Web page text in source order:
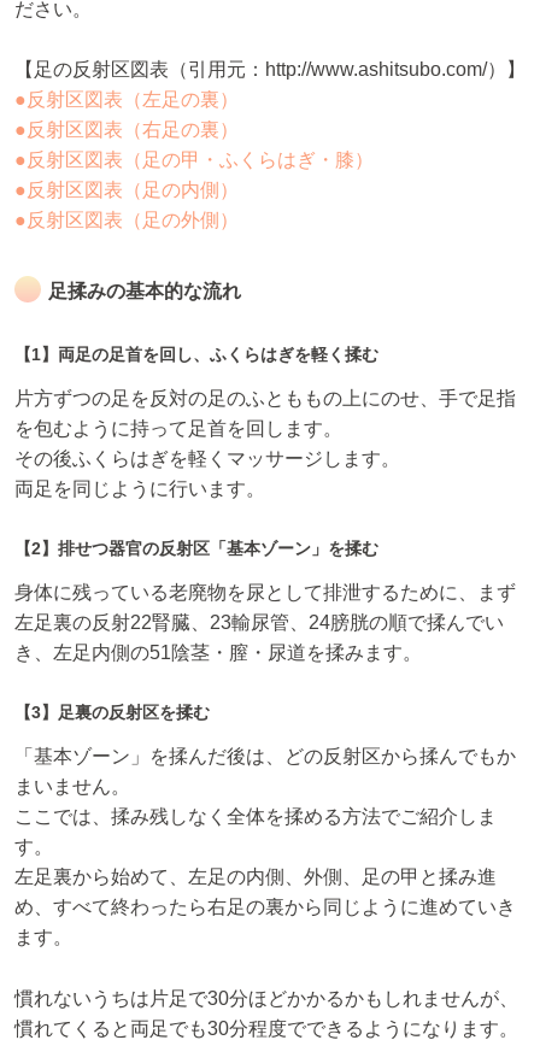
ださい。
【足の反射区図表（引用元：http://www.ashitsubo.com/）】
●反射区図表（左足の裏）
●反射区図表（右足の裏）
●反射区図表（足の甲・ふくらはぎ・膝）
●反射区図表（足の内側）
●反射区図表（足の外側）
足揉みの基本的な流れ
【1】両足の足首を回し、ふくらはぎを軽く揉む
片方ずつの足を反対の足のふとももの上にのせ、手で足指
を包むように持って足首を回します。
その後ふくらはぎを軽くマッサージします。
両足を同じように行います。
【2】排せつ器官の反射区「基本ゾーン」を揉む
身体に残っている老廃物を尿として排泄するために、まず
左足裏の反射22腎臓、23輸尿管、24膀胱の順で揉んでい
き、左足内側の51陰茎・膣・尿道を揉みます。
【3】足裏の反射区を揉む
「基本ゾーン」を揉んだ後は、どの反射区から揉んでもか
まいません。
ここでは、揉み残しなく全体を揉める方法でご紹介しま
す。
左足裏から始めて、左足の内側、外側、足の甲と揉み進
め、すべて終わったら右足の裏から同じように進めていき
ます。
慣れないうちは片足で30分ほどかかるかもしれませんが、
慣れてくると両足でも30分程度でできるようになります。